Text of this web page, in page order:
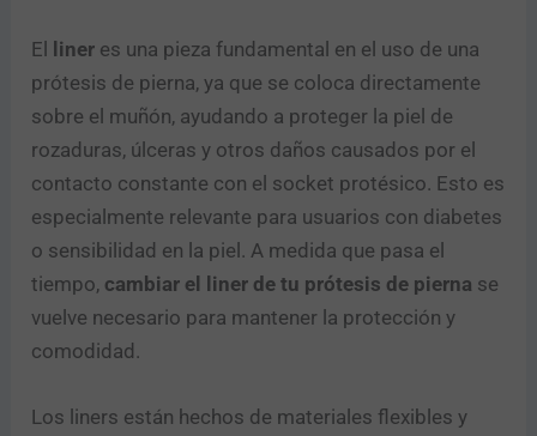
El liner es una pieza fundamental en el uso de una
prótesis de pierna, ya que se coloca directamente
sobre el muñón, ayudando a proteger la piel de
rozaduras, úlceras y otros daños causados por el
contacto constante con el socket protésico. Esto es
especialmente relevante para usuarios con diabetes
o sensibilidad en la piel. A medida que pasa el
tiempo, cambiar el liner de tu prótesis de pierna se
vuelve necesario para mantener la protección y
comodidad.
Los liners están hechos de materiales flexibles y